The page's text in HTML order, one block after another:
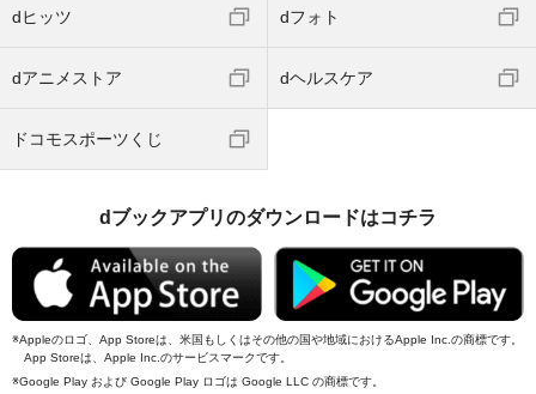
dヒッツ dフォト
dアニメストア dヘルスケア
ドコモスポーツくじ
dブックアプリのダウンロードはコチラ
Appleのロゴ、App Storeは、米国もしくはその他の国や地域におけるApple Inc.の商標です。
App Storeは、Apple Inc.のサービスマークです。
Google Play および Google Play ロゴは Google LLC の商標です。